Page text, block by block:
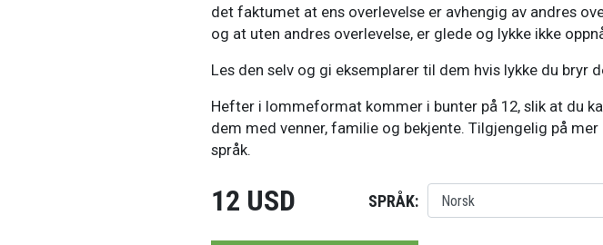
det faktumet at ens overlevelse er avhengig av andres
og at uten andres overlevelse, er glede og lykke ikke
Les den selv og gi eksemplarer til dem hvis lykke du bryr
Hefter i lommeformat kommer i bunter på 12, slik at du
dem med venner, familie og bekjente. Tilgjengelig på mer
språk.
12 USD SPRÅK: